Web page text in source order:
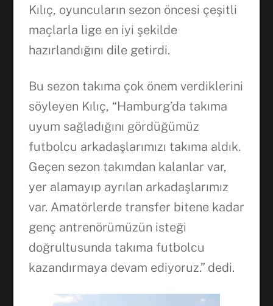
Kılıç, oyuncuların sezon öncesi çeşitli
maçlarla lige en iyi şekilde
hazırlandığını dile getirdi.
Bu sezon takıma çok önem verdiklerini
söyleyen Kılıç, “Hamburg’da takıma
uyum sağladığını gördüğümüz
futbolcu arkadaşlarımızı takıma aldık.
Geçen sezon takımdan kalanlar var,
yer alamayıp ayrılan arkadaşlarımız
var. Amatörlerde transfer bitene kadar
genç antrenörümüzün isteği
doğrultusunda takıma futbolcu
kazandırmaya devam ediyoruz.” dedi.